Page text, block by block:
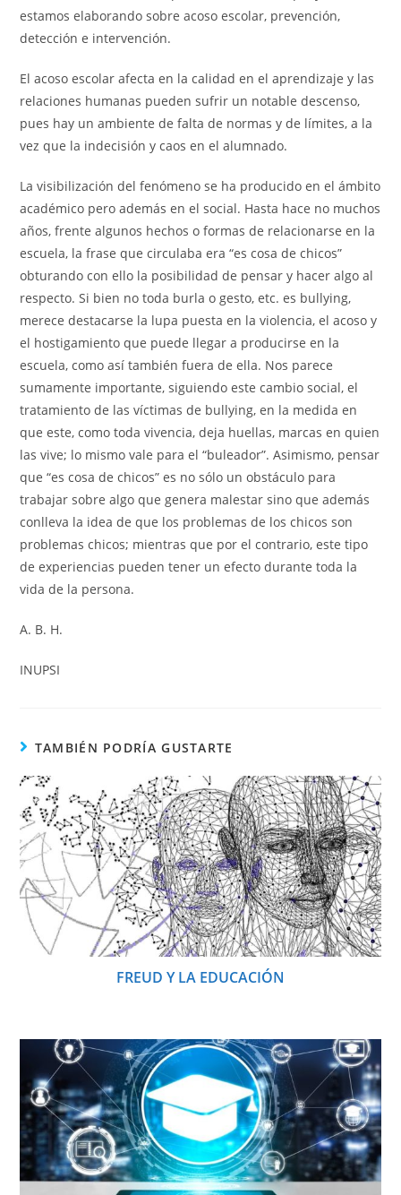
estamos elaborando sobre acoso escolar, prevención,
detección e intervención.
El acoso escolar afecta en la calidad en el aprendizaje y las
relaciones humanas pueden sufrir un notable descenso,
pues hay un ambiente de falta de normas y de límites, a la
vez que la indecisión y caos en el alumnado.
La visibilización del fenómeno se ha producido en el ámbito
académico pero además en el social. Hasta hace no muchos
años, frente algunos hechos o formas de relacionarse en la
escuela, la frase que circulaba era “es cosa de chicos”
obturando con ello la posibilidad de pensar y hacer algo al
respecto. Si bien no toda burla o gesto, etc. es bullying,
merece destacarse la lupa puesta en la violencia, el acoso y
el hostigamiento que puede llegar a producirse en la
escuela, como así también fuera de ella. Nos parece
sumamente importante, siguiendo este cambio social, el
tratamiento de las víctimas de bullying, en la medida en
que este, como toda vivencia, deja huellas, marcas en quien
las vive; lo mismo vale para el “buleador”. Asimismo, pensar
que “es cosa de chicos” es no sólo un obstáculo para
trabajar sobre algo que genera malestar sino que además
conlleva la idea de que los problemas de los chicos son
problemas chicos; mientras que por el contrario, este tipo
de experiencias pueden tener un efecto durante toda la
vida de la persona.
A. B. H.
INUPSI
TAMBIÉN PODRÍA GUSTARTE
FREUD Y LA EDUCACIÓN